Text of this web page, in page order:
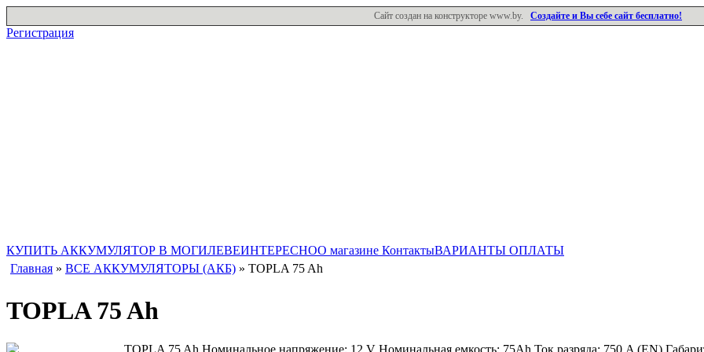
Сайт создан на конструкторе www.by. Создайте и Вы себе сайт бесплатно!
Регистрация
КУПИТЬ АККУМУЛЯТОР В МОГИЛЕВЕИНТЕРЕСНОО магазине КонтактыВАРИАНТЫ ОПЛАТЫ
Главная » ВСЕ АККУМУЛЯТОРЫ (АКБ) » TOPLA 75 Ah
TOPLA 75 Ah
TOPLA 75 Ah Номинальное напряжение: 12 V Номинальная емкость: 75Ah Ток разряда: 750 A (EN)